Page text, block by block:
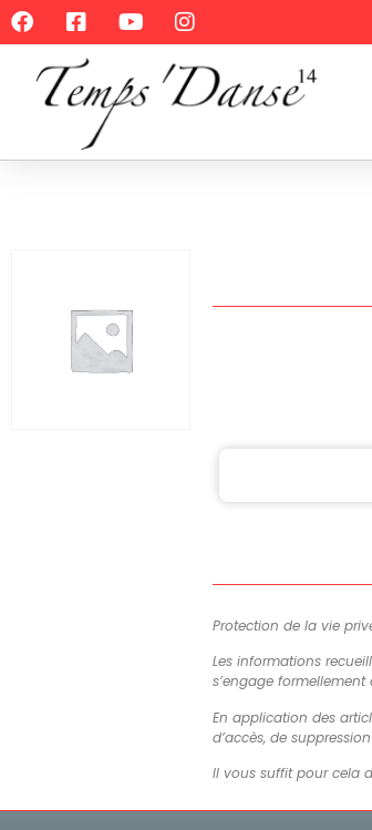
Protection de la vie
Les informations
s’engage
En application des
d’accès, de
Il vous suffit pour cela